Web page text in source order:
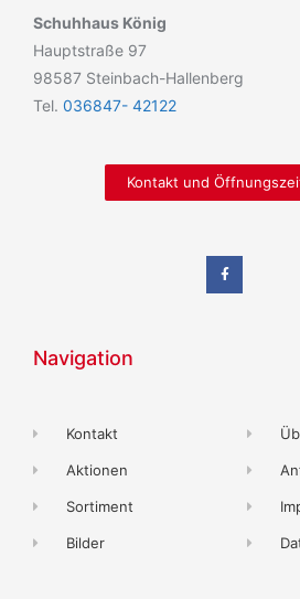
Schuhhaus König
Hauptstraße 97
98587 Steinbach-Hallenberg
Tel. 036847- 42122
Kontakt und
Navigation
Kontakt
Aktionen
Sortiment
Bilder